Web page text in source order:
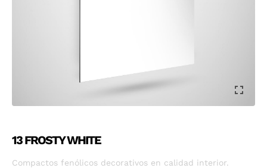
13 FROSTY WHITE
Compactos fenólicos decorativos en calidad interior.